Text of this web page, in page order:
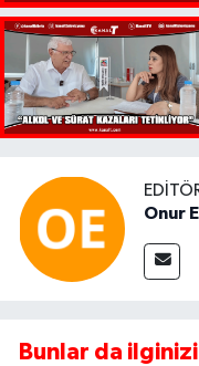
Onur
Bunlar da